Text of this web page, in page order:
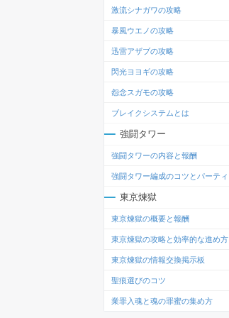
激流シナガワの攻略
暴風ウエノの攻略
迅雷アザブの攻略
閃光ヨヨギの攻略
怨念スガモの攻略
ブレイクシステムとは
強闘タワー
強闘タワーの内容と報酬
強闘タワー編成のコツとパーティ
東京煉獄
東京煉獄の概要と報酬
東京煉獄の攻略と効率的な進め方
東京煉獄の情報交換掲示板
聖痕選びのコツ
業罪入魂と魂の罪蜜の集め方